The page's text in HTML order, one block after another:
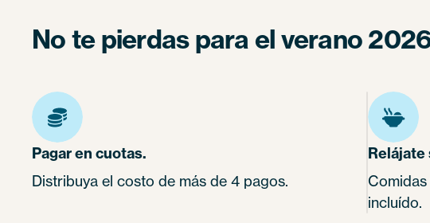
No te pierdas para el verano
Pagar en cuotas.
Distribuya el costo de más de 4 pagos.
Relájate
incluído.